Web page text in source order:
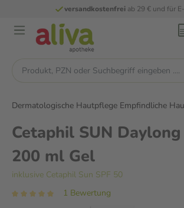
versandkostenfreiab 29 € und für
Dermatologische Hautpflege Empfindliche
Cetaphil SUN Daylong
200 ml Gel
inklusive Cetaphil Sun SPF 50
1 Bewertung